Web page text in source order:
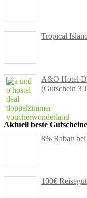
Tropical
A&O Hotel
(Gutschein 3
Aktuell beste Gutscheine
8% Rabatt
100€